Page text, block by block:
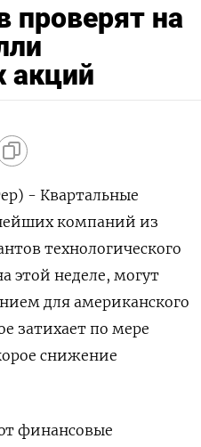
проверят на
акций
- Квартальные
компаний из
технологического
этой неделе, могут
для американского
затихает по мере
снижение
финансовые